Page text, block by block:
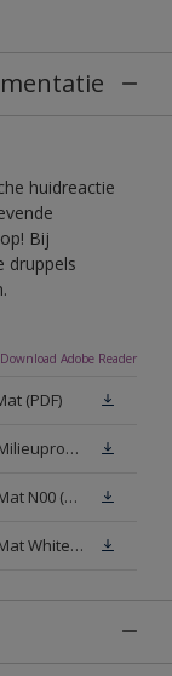
huidreactie
Bij
druppels
Download Adobe Reader
(PDF)
Sikkens Exterior Wall Paints A - EPD of Milieuproductverklaring
Veiligheidsinformatieblad Alphatex IQ Mat N00 (MSDS)
Veiligheidsinformatieblad Alphatex IQ Mat White W05 (MSDS)